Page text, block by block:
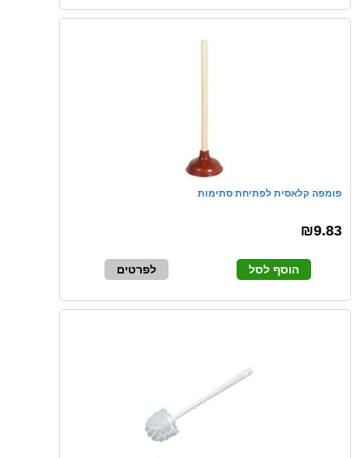
פומפה קלאסית לפתיחת סתימות
₪9.83
הוסף לסל לפרטים